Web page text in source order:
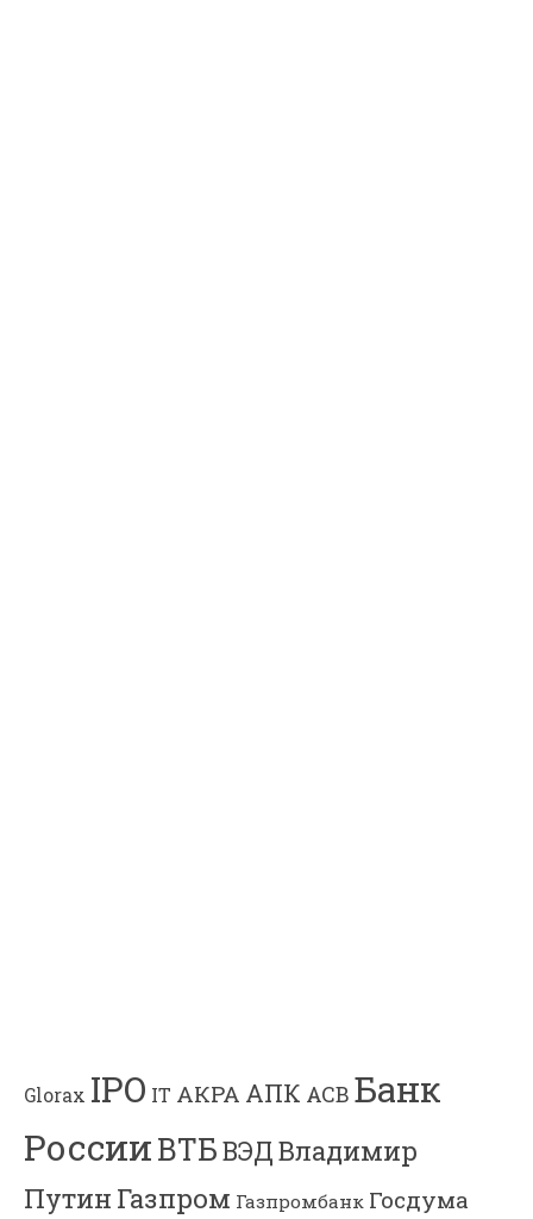
Glorax IPO IT АКРА АПК АСВ Банк
РоссииВТБВЭДВладимир
Путин Газпром Газпромбанк Госдума